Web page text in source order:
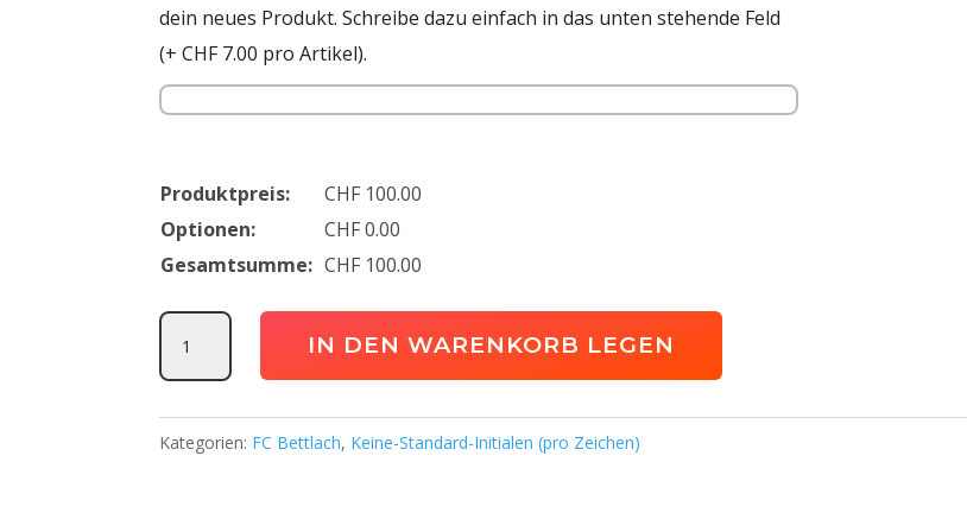
dein neues Produkt. Schreibe dazu einfach in das unten stehende Feld
(+ CHF 7.00 pro Artikel).
Produktpreis: CHF 100.00
Optionen:
CHF 0.00
Gesamtsumme: CHF 100.00
FC
Klein
IN DEN WARENKORB LEGEN
Kategorien: FC Bettlach, Keine-Standard-Initialen (pro Zeichen)